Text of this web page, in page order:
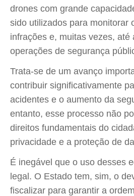
drones com grande
sido utilizados para monitorar
infrações e, muitas vezes, até
operações de segurança
Trata-se de um avanço
contribuir significativamente
acidentes e o aumento da
entanto, esse processo não
direitos fundamentais do
privacidade e a proteção de
É inegável que o uso desses
legal. O Estado tem, sim, o
fiscalizar para garantir a